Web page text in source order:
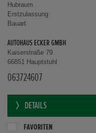
Hubraum
Erstzulassung
Bauart
AUTOHAUS ECKER GMBH
Kaiserstraße 79
66851 Hauptstuhl
063724607
DETAILS
FAVORITEN